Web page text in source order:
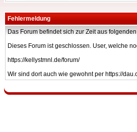
Fehlermeldung
Das Forum befindet sich zur Zeit aus
Dieses Forum ist geschlossen. User, welche
https://kellystmnl.de/forum/
Wir sind dort auch wie gewohnt per https://